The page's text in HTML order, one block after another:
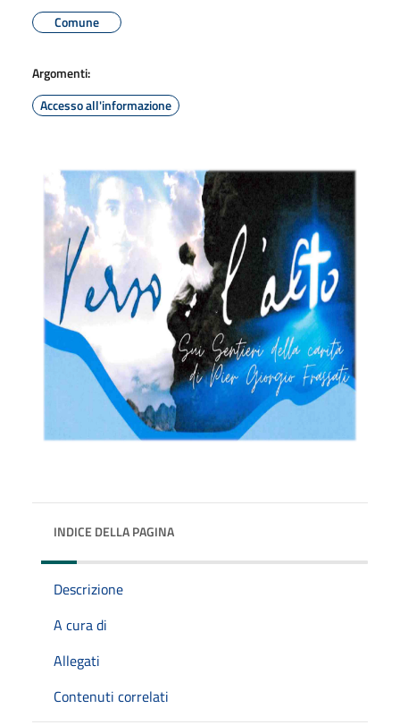
Comune
Argomenti:
Accesso all'informazione
INDICE DELLA PAGINA
Descrizione
A cura di
Allegati
Contenuti correlati